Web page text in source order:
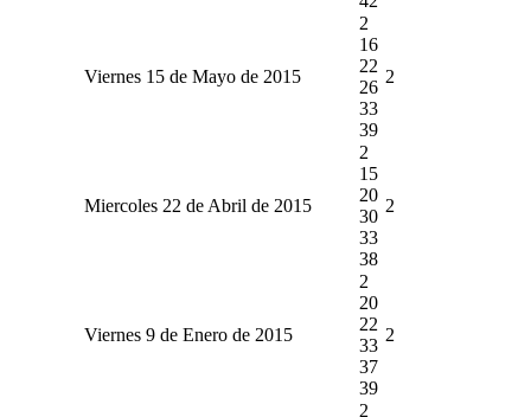
Viernes 15 de Mayo de 2015
2
16
22
26
33
39
2
Miercoles 22 de Abril de 2015
2
15
20
30
33
38
2
Viernes 9 de Enero de 2015
2
20
22
33
37
39
2
2